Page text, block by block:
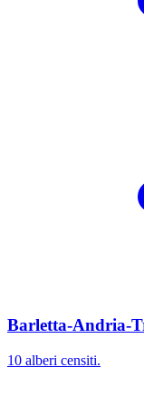
Barletta-Andria-
10 alberi censiti.